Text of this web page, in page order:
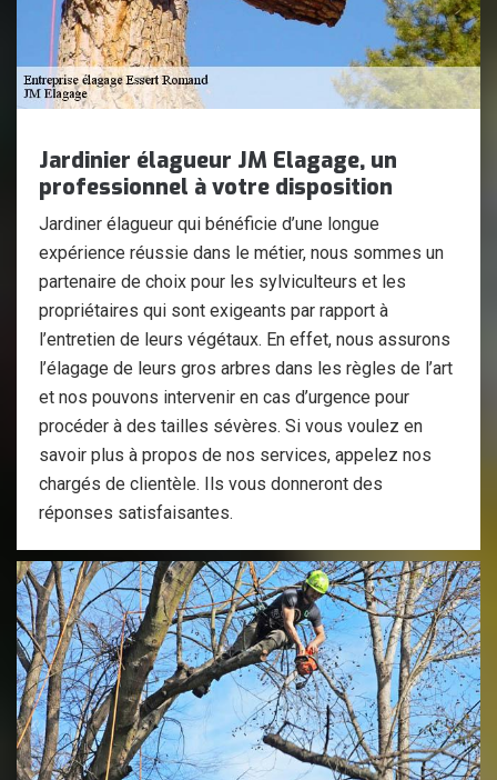
Jardinier élagueur JM Elagage, un
professionnel à votre disposition
Jardiner élagueur qui bénéficie d’une longue
expérience réussie dans le métier, nous sommes un
partenaire de choix pour les sylviculteurs et les
propriétaires qui sont exigeants par rapport à
l’entretien de leurs végétaux. En effet, nous assurons
l’élagage de leurs gros arbres dans les règles de l’art
et nos pouvons intervenir en cas d’urgence pour
procéder à des tailles sévères. Si vous voulez en
savoir plus à propos de nos services, appelez nos
chargés de clientèle. Ils vous donneront des
réponses satisfaisantes.